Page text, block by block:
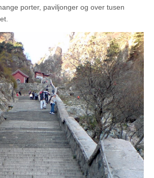
porter, paviljonger og over tusen